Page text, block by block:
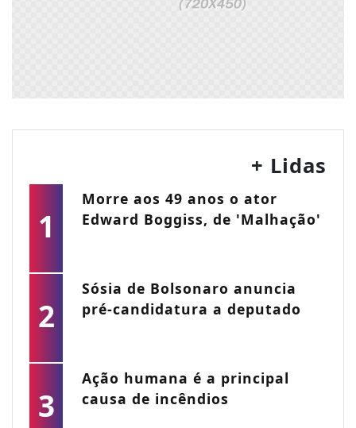
+ Lidas
1
Morre aos 49 anos o ator
Edward Boggiss, de 'Malhação'
2
Sósia de Bolsonaro anuncia
pré-candidatura a deputado
3
Ação humana é a principal
causa de incêndios